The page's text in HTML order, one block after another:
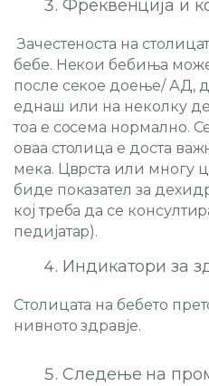
Фреквенција и
Зачестеноста на
бебе. Некои бебиња
после секое доење/ АД,
еднаш или на неколку
тоа е сосема нормално.
оваа столица е доста
мека. Цврста или многу
биде показател за
кој треба да се
педијатар).
Индикатори за
Столицата на бебето
нивното здравје.
Следење на